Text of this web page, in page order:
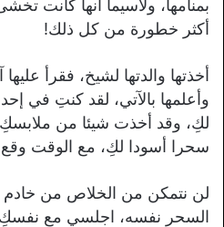
بمنامها، ولاسيما أنها كانت
أكثر خطورة من كل ذلك!
أخذتها والدتها لشيخ، فقرأ
وأعلمها بالآتي، لقد كنتِ في
لكِ، وقد أخذت شيئا من ملابسكِ
سحرا أسودا لكِ، مع الوقت
لن نتمكن من الخلاص من خادم
السحر نفسه، اجلسي مع